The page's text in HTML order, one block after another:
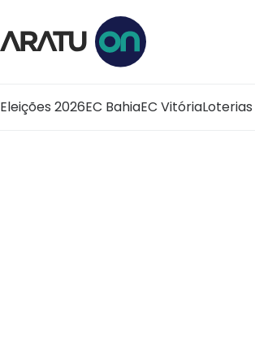
Eleições 2026EC BahiaEC VitóriaLoterias